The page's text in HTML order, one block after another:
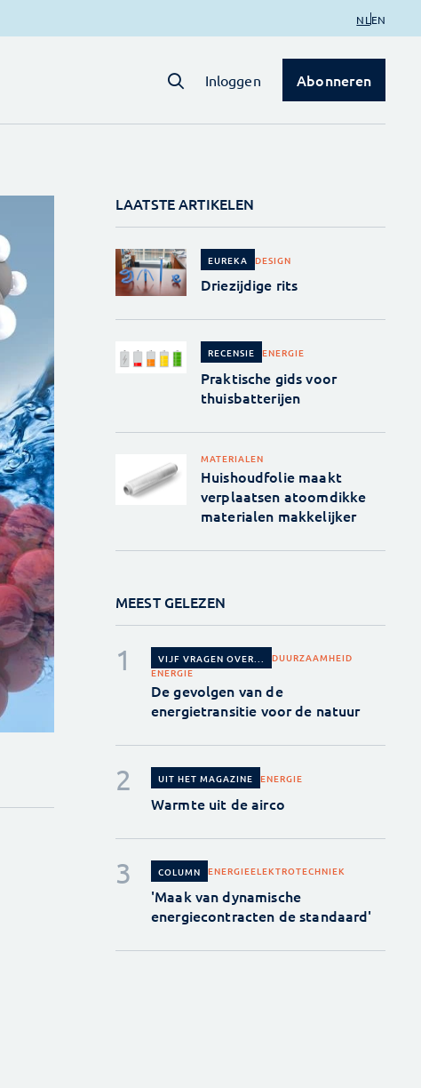
NL EN
Inloggen Abonneren
LAATSTE ARTIKELEN
EUREKA DESIGN
Driezijdige rits
RECENSIE ENERGIE
Praktische gids voor
thuisbatterijen
MATERIALEN
Huishoudfolie maakt
verplaatsen atoomdikke
materialen makkelijker
MEEST GELEZEN
VIJF VRAGEN OVER...
DUURZAAMHEID
ENERGIE
De gevolgen van de
energietransitie voor de natuur
UIT HET MAGAZINE ENERGIE
Warmte uit de airco
COLUMN ENERGIEELEKTROTECHNIEK
'Maak van dynamische
energiecontracten de standaard'